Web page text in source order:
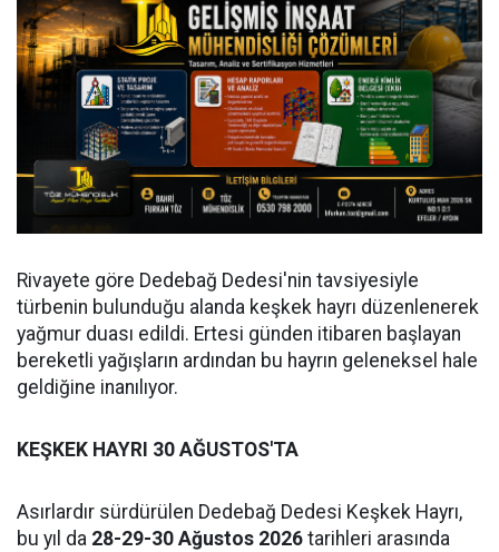
Rivayete göre Dedebağ Dedesi'nin tavsiyesiyle
türbenin bulunduğu alanda keşkek hayrı düzenlenerek
yağmur duası edildi. Ertesi günden itibaren başlayan
bereketli yağışların ardından bu hayrın geleneksel hale
geldiğine inanılıyor.
KEŞKEK HAYRI 30 AĞUSTOS'TA
Asırlardır sürdürülen Dedebağ Dedesi Keşkek Hayrı,
bu yıl da 28-29-30 Ağustos 2026 tarihleri arasında